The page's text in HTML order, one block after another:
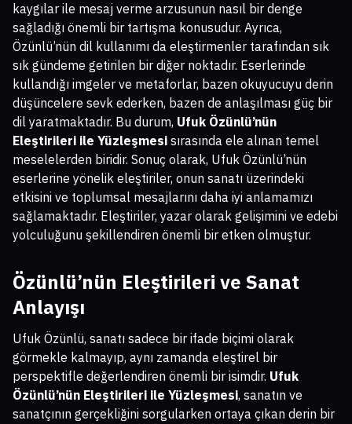
kaygılar ile mesaj verme arzusunun nasıl bir denge
sağladığı önemli bir tartışma konusudur. Ayrıca,
Özünlü’nün dil kullanımı da eleştirmenler tarafından sık
sık gündeme getirilen bir diğer noktadır. Eserlerinde
kullandığı imgeler ve metaforlar, bazen okuyucuyu derin
düşüncelere sevk ederken, bazen de anlaşılması güç bir
dil yaratmaktadır. Bu durum, Ufuk Özünlü’nün
Eleştirileri ile Yüzleşmesi sırasında ele alınan temel
meselelerden biridir. Sonuç olarak, Ufuk Özünlü’nün
eserlerine yönelik eleştiriler, onun sanatı üzerindeki
etkisini ve toplumsal mesajlarını daha iyi anlamamızı
sağlamaktadır. Eleştiriler, yazar olarak gelişimini ve edebi
yolculuğunu şekillendiren önemli bir etken olmuştur.
Özünlü’nün Eleştirileri ve Sanat
Anlayışı
Ufuk Özünlü, sanatı sadece bir ifade biçimi olarak
görmekle kalmayıp, aynı zamanda eleştirel bir
perspektifle değerlendiren önemli bir isimdir. Ufuk
Özünlü’nün Eleştirileri ile Yüzleşmesi, sanatın ve
sanatçının gerçekliğini sorgularken ortaya çıkan derin bir